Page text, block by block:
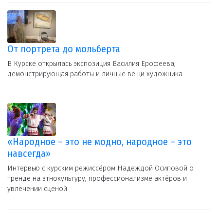
От портрета до мольберта
В Курске открылась экспозиция Василия Ерофеева,
демонстрирующая работы и личные вещи художника
«Народное – это не модно, народное – это
навсегда»
Интервью с курским режиссёром Надеждой Осиповой о
тренде на этнокультуру, профессионализме актёров и
увлечении сценой